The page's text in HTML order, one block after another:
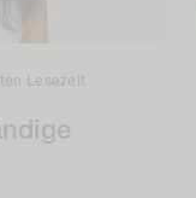
Lesezeit